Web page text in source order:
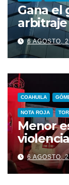
Gana el
adeudo
6 AGOSTO,
COAHUILA
NOTA ROJA
Menor
6 AGOSTO,